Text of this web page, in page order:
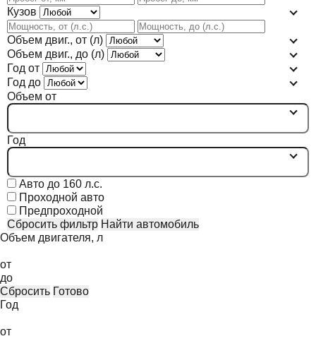
Кузов
Объем двиг., от (л)
Объем двиг., до (л)
Год от
Год до
Объем от
Год
Авто до 160 л.с.
Проходной авто
Предпроходной
Сбросить фильтр
Найти автомобиль
Объем двигателя, л
от
до
Сбросить Готово
Год
от